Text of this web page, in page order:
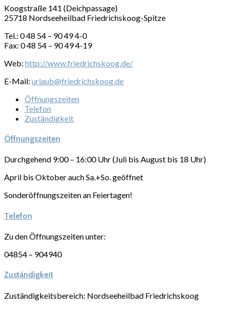
Koogstraße 141 (Deichpassage)
25718 Nordseeheilbad Friedrichskoog-Spitze
Tel.: 0 48 54 – 90 49 4-0
Fax: 0 48 54 – 90 49 4-19
Web: http://www.friedrichskoog.de/
E-Mail: urlaub@friedrichskoog.de
Öffnungszeiten
Telefon
Zuständigkeit
Öffnungszeiten
Durchgehend 9:00 – 16:00 Uhr (Juli bis August bis 18 Uhr)
April bis Oktober auch Sa.+So. geöffnet
Sonderöffnungszeiten an Feiertagen!
Telefon
Zu den Öffnungszeiten unter:
04854 – 904940
Zuständigkeit
Zuständigkeitsbereich: Nordseeheilbad Friedrichskoog